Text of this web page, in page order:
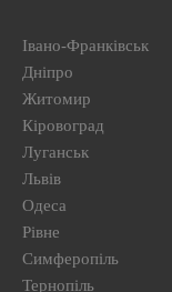
Івано-Франківськ
Дніпро
Житомир
Кіровоград
Луганськ
Львів
Одеса
Рівне
Симферопіль
Тернопіль